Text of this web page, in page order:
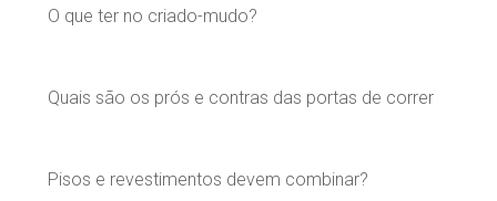
O que ter no criado-mudo?
Quais são os prós e contras das portas de correr
Pisos e revestimentos devem combinar?